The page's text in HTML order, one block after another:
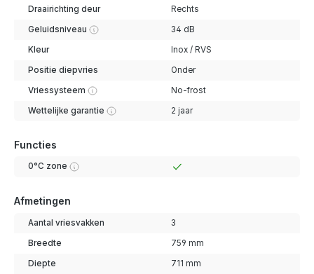
Draairichting deur Rechts
Geluidsniveau 34 dB
Kleur Inox / RVS
Positie diepvries Onder
Vriessysteem No-frost
Wettelijke garantie 2 jaar
Functies
0°C zone
Afmetingen
Aantal vriesvakken 3
Breedte 759 mm
Diepte 711 mm